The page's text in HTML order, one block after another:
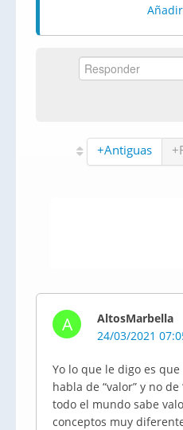
+Antiguas
A
AltosMarbella
24/03/2021
Yo lo que le digo es que
habla de “valor” y no de
todo el mundo sabe
conceptos muy